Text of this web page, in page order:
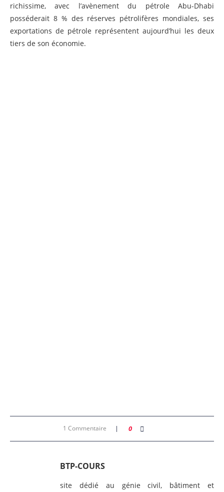
richissime, avec l’avènement du pétrole Abu-Dhabi
posséderait 8 % des réserves pétrolifères mondiales, ses
exportations de pétrole représentent aujourd’hui les deux
tiers de son économie.
1 Commentaire 0
BTP-COURS
site dédié au génie civil, bâtiment et